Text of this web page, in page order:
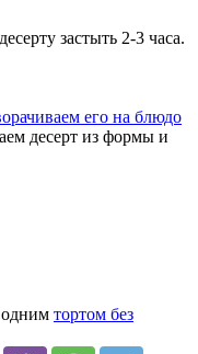
застыть 2-3 часа.
десерт из формы и
одним тортом без